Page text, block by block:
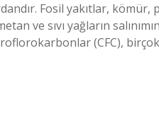
Fosil yakıtlar,
ve sıvı yağların
(CFC),